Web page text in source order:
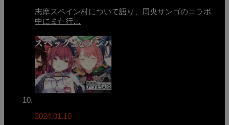
志摩スペイン村について語り、周央サンゴのコラボ
中にまた行…
2024.01.10